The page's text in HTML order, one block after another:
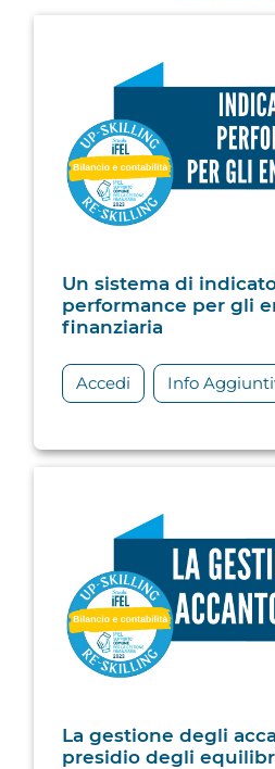
Un sistema di
performance per gli
finanziaria
Accedi Info
La gestione degli
presidio degli